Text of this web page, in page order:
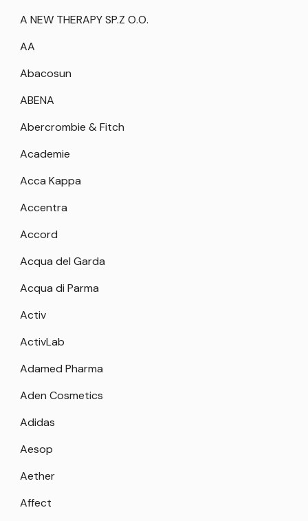
A NEW THERAPY SP.Z O.O.
AA
Abacosun
ABENA
Abercrombie & Fitch
Academie
Acca Kappa
Accentra
Accord
Acqua del Garda
Acqua di Parma
Activ
ActivLab
Adamed Pharma
Aden Cosmetics
Adidas
Aesop
Aether
Affect